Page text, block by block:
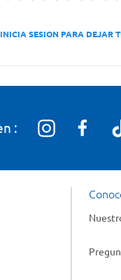
INICIA SESION PARA DEJAR
: